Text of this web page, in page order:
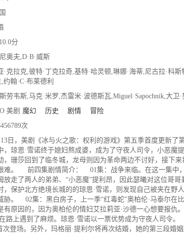
分
奥夫,D·B·威斯
·克拉克,彼特·丁克拉奇,基特·哈灵顿,琳娜·海蒂,尼古拉·科
翰·C·布莱德利
劳韦斯,马克·米罗,杰雷米·波德斯瓦,Miguel·Sapochnik,大卫·
美剧 魔幻 历史 剧情
冒险
次
日，美剧《冰与火之歌：权利的游戏》第五季首度更新
，琼恩·雪诺终于媳妇熬成婆，成为了守夜人司令，小恶魔
，珊莎回到了临冬城，龙母则因为革命两边不讨好，接下
难。 前四集剧情简介： 01集：战争来临。在这一集中，
放走了两人的弟弟、“小恶魔”提利昂，因此瑟曦对这位哥
，保护北方绝境长城的的琼恩·雪诺，则发现自己被夹在野
胁。 02集：黑白房子，上一季“红毒蛇”奥柏伦·马泰尔在
有原因的，因为奥柏伦的情妇艾拉莉亚·沙德一心想要报仇
路上遇到了麻烦。琼恩·雪诺以一票优势成为守夜人司令
次登场。另外，玛格丽·提利尔将再次结婚，她的第三段婚